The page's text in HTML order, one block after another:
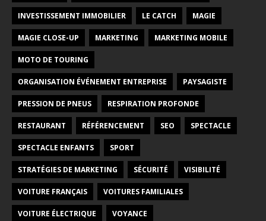
INVESTISSEMENT IMMOBILIER LE CATCH MAGIE
MAGIE CLOSE-UP MARKETING MARKETING MOBILE
MOTO DE TOURING
ORGANISATION ÉVÉNEMENT ENTREPRISE PAYSAGISTE
PRESSION DE PNEUS RESPIRATION PROFONDE
RESTAURANT RÉFÉRENCEMENT SEO SPECTACLE
SPECTACLE ENFANTS SPORT
STRATÉGIES DE MARKETING SÉCURITÉ VISIBILITÉ
VOITURE FRANÇAIS VOITURES FAMILIALES
VOITURE ÉLECTRIQUE VOYANCE